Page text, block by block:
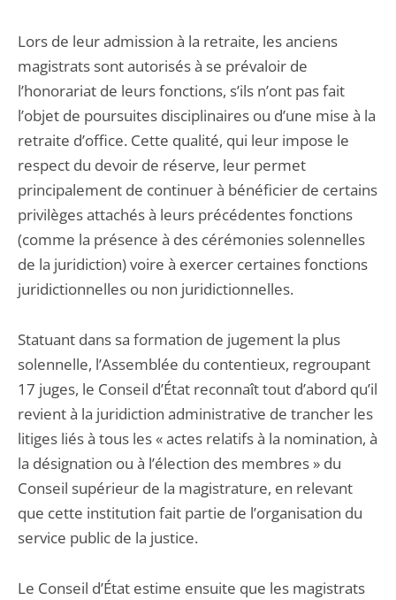
Lors de leur admission à la retraite, les anciens
magistrats sont autorisés à se prévaloir de
l’honorariat de leurs fonctions, s’ils n’ont pas fait
l’objet de poursuites disciplinaires ou d’une mise à la
retraite d’office. Cette qualité, qui leur impose le
respect du devoir de réserve, leur permet
principalement de continuer à bénéficier de certains
privilèges attachés à leurs précédentes fonctions
(comme la présence à des cérémonies solennelles
de la juridiction) voire à exercer certaines fonctions
juridictionnelles ou non juridictionnelles.
Statuant dans sa formation de jugement la plus
solennelle, l’Assemblée du contentieux, regroupant
17 juges, le Conseil d’État reconnaît tout d’abord qu’il
revient à la juridiction administrative de trancher les
litiges liés à tous les « actes relatifs à la nomination, à
la désignation ou à l’élection des membres » du
Conseil supérieur de la magistrature, en relevant
que cette institution fait partie de l’organisation du
service public de la justice.
Le Conseil d’État estime ensuite que les magistrats